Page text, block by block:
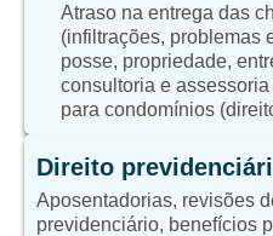
Atraso na entrega das
(infiltrações, problemas
posse, propriedade,
consultoria e
para condomínios
Direito
Aposentadorias, revisões
previdenciário, benefícios